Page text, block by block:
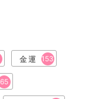
金運 153
65